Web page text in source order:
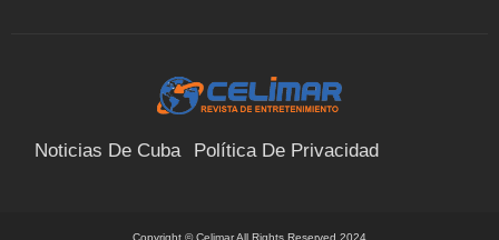
Noticias De Cuba Política De Privacidad